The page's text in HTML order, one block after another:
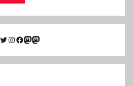
Twitter
Instagram
Facebook
Link zu Mastodon
Mastodon